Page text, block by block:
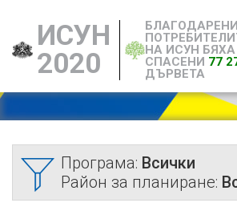
ИСУН
2020
НА ИСУН БЯХА
СПАСЕНИ 77
ДЪРВЕТА
Програма: Всички
Район за планиране: